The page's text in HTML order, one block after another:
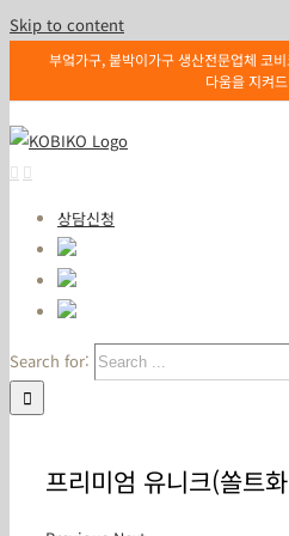
Skip to content
부엌가구, 붙박이가구 생산전문업체 코
다움을 지켜
상담신청
Search for:
프리미엄 유니크(쏠트